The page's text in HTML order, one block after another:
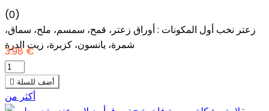
(0)
زعتر نخب أول المكونات : أوراق زعتر، قمح، سمسم، ملح، سماق،
شمرة، يانسون، كزبرة، زيت الدرة
3.98 €
 أضف للسلة
أكثر من